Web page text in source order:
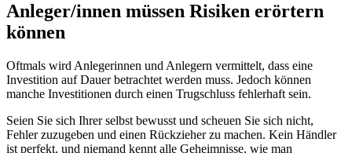
Anleger/innen müssen Risiken erörtern
können
Oftmals wird Anlegerinnen und Anlegern vermittelt, dass eine
Investition auf Dauer betrachtet werden muss. Jedoch können
manche Investitionen durch einen Trugschluss fehlerhaft sein.
Seien Sie sich Ihrer selbst bewusst und scheuen Sie sich nicht,
Fehler zuzugeben und einen Rückzieher zu machen. Kein Händler
ist perfekt, und niemand kennt alle Geheimnisse, wie man